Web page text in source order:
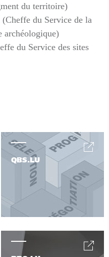
du territoire)
du Service de la
archéologique)
du Service des sites
QBS.LU